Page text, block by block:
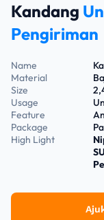
Kandang
Pengiriman
Name
Material
Size
Usage
Feature
Package
High Light